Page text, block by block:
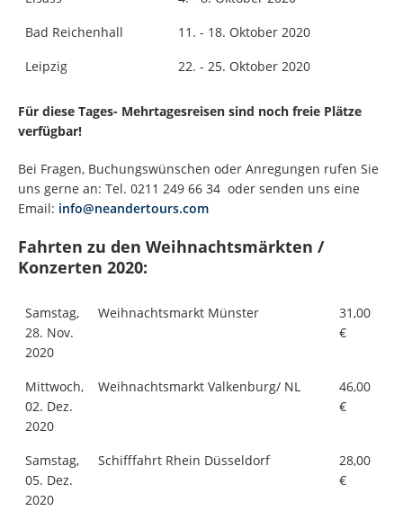
Bad Reichenhall
11. - 18. Oktober 2020
Leipzig
22. - 25. Oktober 2020
Für diese Tages- Mehrtagesreisen sind noch freie Plätze
verfügbar!
Bei Fragen, Buchungswünschen oder Anregungen rufen Sie
uns gerne an: Tel. 0211 249 66 34 oder senden uns eine
Email: info@neandertours.com
Fahrten zu den Weihnachtsmärkten /
Konzerten 2020:
Samstag,
28. Nov.
2020
Weihnachtsmarkt Münster
31,00
€
Mittwoch,
02. Dez.
2020
Weihnachtsmarkt Valkenburg/ NL
46,00
€
Samstag,
05. Dez.
2020
Schifffahrt Rhein Düsseldorf
28,00
€